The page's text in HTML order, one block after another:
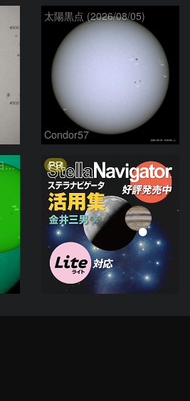
太陽黒点 (2026/08/05)
Condor57
COOLPIX P900による昨日の太陽黒点：2026/08/04 PR